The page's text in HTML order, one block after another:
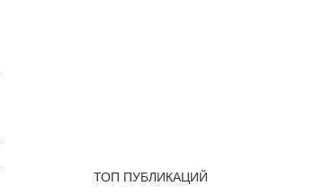
ТОП ПУБЛИКАЦИЙ